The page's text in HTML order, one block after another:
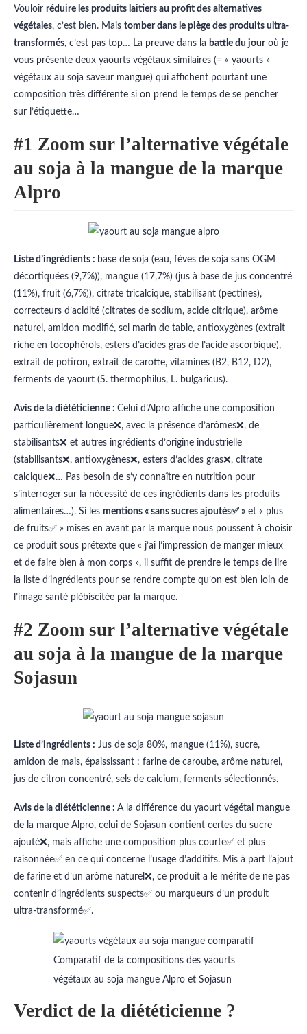
Vouloir réduire les produits laitiers au profit des alternatives
végétales, c’est bien. Mais tomber dans le piège des produits ultra-
transformés, c’est pas top… La preuve dans la battle du jouroù je
vous présente deux yaourts végétaux similaires (= « yaourts »
végétaux au soja saveur mangue) qui affichent pourtant une
composition très différente si on prend le temps de se pencher
sur l’étiquette…
#1 Zoom sur l’alternative végétale
au soja à la mangue de la marque
Alpro
Liste d’ingrédients : base de soja (eau, fèves de soja sans OGM
décortiquées (9,7%)), mangue (17,7%) (jus à base de jus concentré
(11%), fruit (6,7%)), citrate tricalcique, stabilisant (pectines),
correcteurs d’acidité (citrates de sodium, acide citrique), arôme
naturel, amidon modifié, sel marin de table, antioxygènes (extrait
riche en tocophérols, esters d’acides gras de l’acide ascorbique),
extrait de potiron, extrait de carotte, vitamines (B2, B12, D2),
ferments de yaourt (S. thermophilus, L. bulgaricus).
Avis de la diététicienne : Celui d’Alpro affiche une composition
particulièrement longue❌, avec la présence d’arômes❌, de
stabilisants❌ et autres ingrédients d’origine industrielle
(stabilisants❌, antioxygènes❌, esters d’acides gras❌, citrate
calcique❌… Pas besoin de s’y connaître en nutrition pour
s’interroger sur la nécessité de ces ingrédients dans les produits
alimentaires…). Si les mentions « sans sucres ajoutés✅ » et « plus
de fruits✅ » mises en avant par la marque nous poussent à choisir
ce produit sous prétexte que « j’ai l’impression de manger mieux
et de faire bien à mon corps », il suffit de prendre le temps de lire
la liste d’ingrédients pour se rendre compte qu’on est bien loin de
l’image santé plébiscitée par la marque.
#2 Zoom sur l’alternative végétale
au soja à la mangue de la marque
Sojasun
Liste d’ingrédients : Jus de soja 80%, mangue (11%), sucre,
amidon de mais, épaississant : farine de caroube, arôme naturel,
jus de citron concentré, sels de calcium, ferments sélectionnés.
Avis de la diététicienne : A la différence du yaourt végétal mangue
de la marque Alpro, celui de Sojasun contient certes du sucre
ajouté❌, mais affiche une composition plus courte✅ et plus
raisonnée✅ en ce qui concerne l’usage d’additifs. Mis à part l’ajout
de farine et d’un arôme naturel❌, ce produit a le mérite de ne pas
contenir d’ingrédients suspects✅ ou marqueurs d’un produit
ultra-transformé✅.
Comparatif de la compositions des yaourts
végétaux au soja mangue Alpro et Sojasun
Verdict de la diététicienne ?